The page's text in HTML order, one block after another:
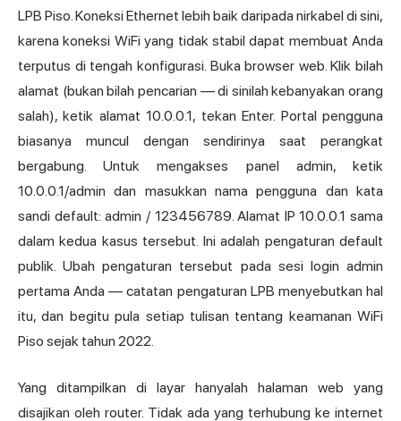
LPB Piso. Koneksi Ethernet lebih baik daripada nirkabel di sini,
karena koneksi WiFi yang tidak stabil dapat membuat Anda
terputus di tengah konfigurasi. Buka browser web. Klik bilah
alamat (bukan bilah pencarian — di sinilah kebanyakan orang
salah), ketik alamat 10.0.0.1, tekan Enter. Portal pengguna
biasanya muncul dengan sendirinya saat perangkat
bergabung. Untuk mengakses panel admin, ketik
10.0.0.1/admin dan masukkan nama pengguna dan kata
sandi default: admin / 123456789. Alamat IP 10.0.0.1 sama
dalam kedua kasus tersebut. Ini adalah pengaturan default
publik. Ubah pengaturan tersebut pada sesi login admin
pertama Anda — catatan pengaturan LPB menyebutkan hal
itu, dan begitu pula setiap tulisan tentang keamanan WiFi
Piso sejak tahun 2022.
Yang ditampilkan di layar hanyalah halaman web yang
disajikan oleh router. Tidak ada yang terhubung ke internet